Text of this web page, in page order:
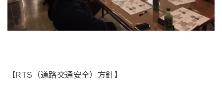
【RTS（道路交通安全）方針】